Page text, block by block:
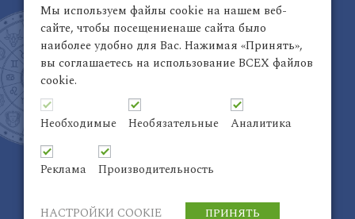
Латвия, Рига,
Электронный адрес:
info@astrodata.lv
Inter@ktiv
Мы используем файлы cookie на нашем веб-
сайте, чтобы посещениенаше сайта было
наиболее удобно для Вас. Нажимая «Принять»,
вы соглашаетесь на использование ВСЕХ файлов
cookie.
Необходимые Необязательные Аналитика
Реклама Производительность
НАСТРОЙКИ COOKIE ПРИНЯТЬ